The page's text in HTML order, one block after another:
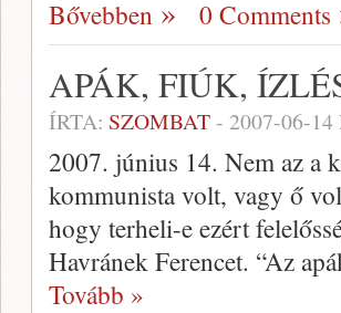
Bővebben 0 Comments
APÁK, FIÚK,
ÍRTA: SZOMBAT- 2007-06-14
2007. június 14. Nem az a
kommunista volt, vagy ő
hogy terheli-e ezért
Havránek Ferencet. “Az
Tovább »